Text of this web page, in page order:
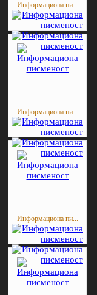
Информациона пи...
Информациона пи...
Информациона пи...